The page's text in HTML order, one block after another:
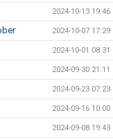
2024-10-13 19:46
2024-10-07 17:29
2024-10-01 08:31
2024-09-30 21:11
2024-09-23 07:23
2024-09-16 10:00
2024-09-08 19:43